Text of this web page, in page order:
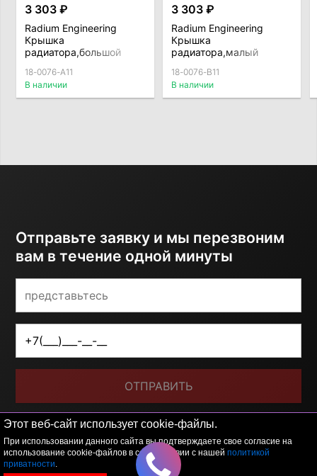
Этот веб-сайт использует cookie-файлы.
При использовании данного сайта вы подтверждаете свое согласие на
использование cookie-файлов в соответствии с нашей политикой
приватности.
3 303 ₽
Radium Engineering
Крышка
радиатора,большой
18-0076-A11
В наличии
3 303 ₽
Radium Engineering
Крышка
радиатора,малый
18-0076-B11
В наличии
Отправьте заявку и мы перезвоним
вам в течение одной минуты
ОТПРАВИТЬ
Я принимаю условия
политики обработки
персональных данных